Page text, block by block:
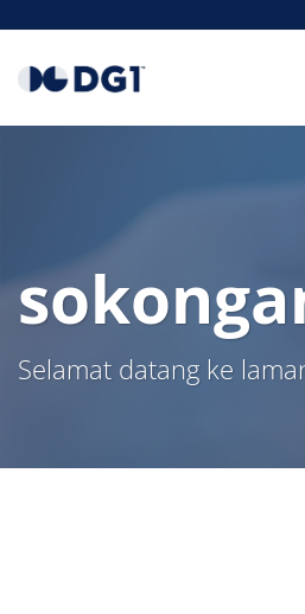
Selamat datang ke